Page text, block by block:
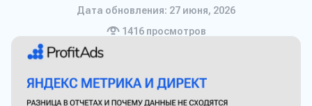
Дата обновления: 27 июня, 2026
1416просмотров